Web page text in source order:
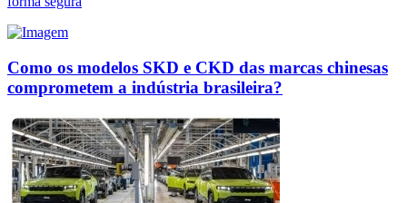
Como os modelos SKD e CKD das marcas chinesas
comprometem a indústria brasileira?